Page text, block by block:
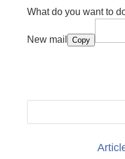
What do you want to
New mail Copy